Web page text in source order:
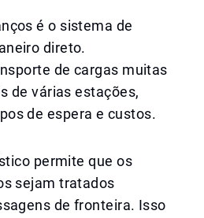
é o sistema de
direto.
de cargas muitas
de várias estações,
de espera e custos.
permite que os
sejam tratados
de fronteira. Isso